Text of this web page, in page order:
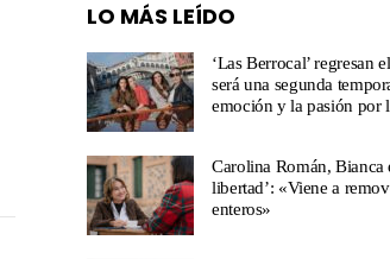
LO MÁS LEÍDO
‘Las Berrocal’ regresan
será una segunda
emoción y la pasión por
Carolina Román, Bianca
libertad’: «Viene a
enteros»